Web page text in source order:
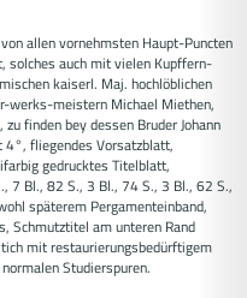
allen vornehmsten Haupt-Puncten
solches auch mit vielen Kupffern-
kaiserl. Maj. hochlöblichen
werks-meistern Michael Miethen,
finden bey dessen Bruder Johann
fliegendes Vorsatzblatt,
gedrucktes Titelblatt,
7 Bl., 82 S., 3 Bl., 74 S., 3 Bl., 62 S.,
späterem Pergamenteinband,
Schmutztitel am unteren Rand
mit restaurierungsbedürftigem
Studierspuren.